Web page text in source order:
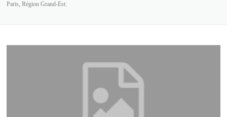
Paris, Région Grand-Est.